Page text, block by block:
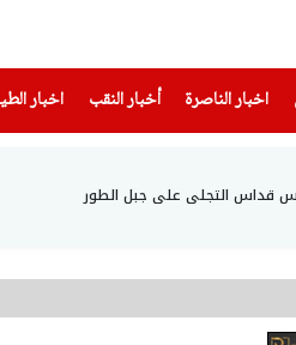
اخبار الناصرة
(current) أخبار النقب اخبار
قداس التجلي على جبل الطور